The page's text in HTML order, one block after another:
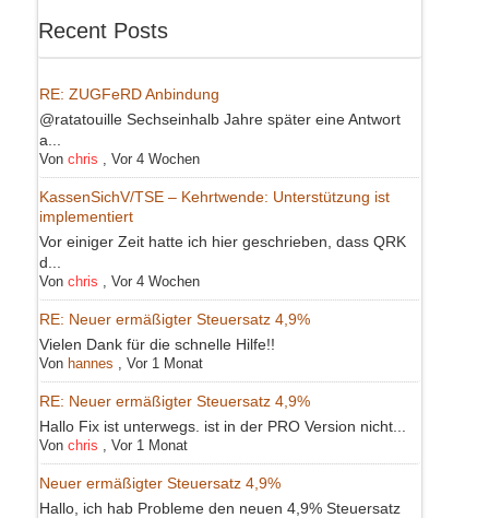
Recent Posts
RE: ZUGFeRD Anbindung
@ratatouille Sechseinhalb Jahre später eine Antwort
a...
Von chris Vor 4 Wochen
KassenSichV/TSE – Kehrtwende: Unterstützung ist
implementiert
Vor einiger Zeit hatte ich hier geschrieben, dass QRK
d...
Von chris Vor 4 Wochen
RE: Neuer ermäßigter Steuersatz 4,9%
Vielen Dank für die schnelle Hilfe!!
Von hannes Vor 1 Monat
RE: Neuer ermäßigter Steuersatz 4,9%
Hallo Fix ist unterwegs. ist in der PRO Version nicht...
Von chris Vor 1 Monat
Neuer ermäßigter Steuersatz 4,9%
Hallo, ich hab Probleme den neuen 4,9% Steuersatz